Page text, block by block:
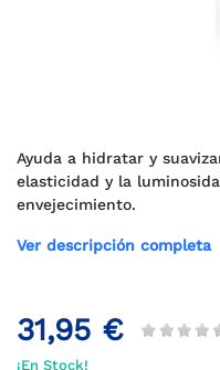
Ayuda a hidratar y
elasticidad y la
envejecimiento.
Ver descripción completa
31,95 €
¡En Stock!